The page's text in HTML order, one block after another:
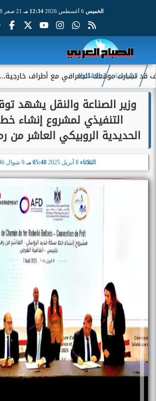
الخميس 6 أغسطس 2026 12:34 مـ 21 صفر 1448
موقعك الجغرافي مع أطراف خارجية...
الرئيسية الاقتصاد
وزير الصناعة والنقل يشهد
التنفيذي لمشروع إنشاء
الحديدية الروبيكي العاشر من
الثلاثاء 05:48 مـ 9 شوال 1446